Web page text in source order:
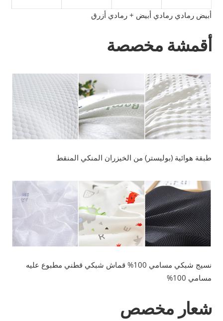
أبيض رمادي رمادي أبيض + رمادي أزرق
أقمشة مخصصة
طبقة هوائية (بوليستر) من الخيزران المنكي المنقط
نسيج شبكي مسامي 100% قماش شبكي قطني مطبوع عليه
مسامي 100%
شعار مخصص